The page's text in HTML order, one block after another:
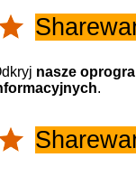
nasze
.